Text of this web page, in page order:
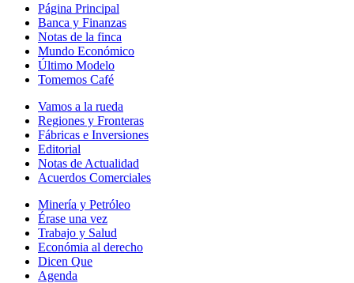
Página Principal
Banca y Finanzas
Notas de la finca
Mundo Económico
Último Modelo
Tomemos Café
Vamos a la rueda
Regiones y Fronteras
Fábricas e Inversiones
Editorial
Notas de Actualidad
Acuerdos Comerciales
Minería y Petróleo
Érase una vez
Trabajo y Salud
Económia al derecho
Dicen Que
Agenda